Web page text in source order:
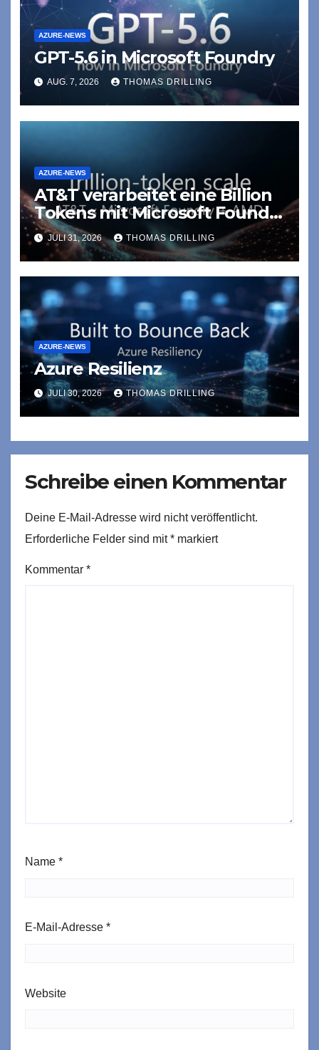
AZURE-NEWS
GPT-5.6 in Microsoft Foundry
AUG. 7, 2026 THOMAS DRILLING
AZURE-NEWS
AT&T verarbeitet eine Billion
Tokens mit Microsoft Foundry
und AMD auf Azure
JULI 31, 2026 THOMAS DRILLING
AZURE-NEWS
Azure Resilienz
JULI 30, 2026 THOMAS DRILLING
Schreibe einen Kommentar
Deine E-Mail-Adresse wird nicht veröffentlicht.
Erforderliche Felder sind mit* markiert
Kommentar *
Name *
E-Mail-Adresse *
Website